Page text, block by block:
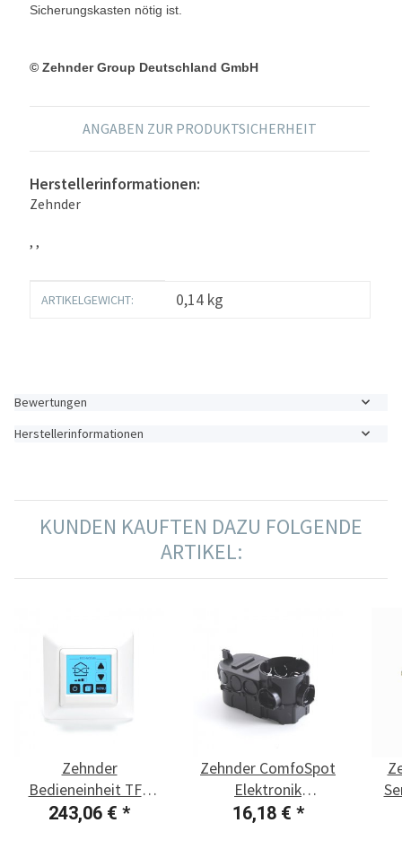
Sicherungskasten nötig ist.
© Zehnder Group Deutschland GmbH
ANGABEN ZUR PRODUKTSICHERHEIT
Herstellerinformationen:
Zehnder
, ,
Produkteigenschaft
Wert
ARTIKELGEWICHT: 0,14 kg
Bewertungen
Herstellerinformationen
KUNDEN KAUFTEN DAZU FOLGENDE
ARTIKEL:
Zehnder
Bedieneinheit TFT
ComfoSpot Twin40
243,06 € *
Zehnder ComfoSpot
Elektronik
Unterputzeinbaudose
16,18 € *